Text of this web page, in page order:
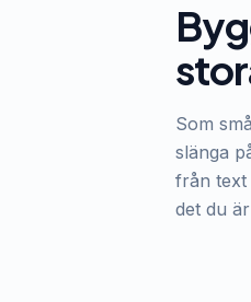
Som
slänga
från text
det du